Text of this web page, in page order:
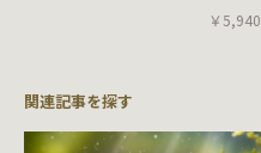
￥5,940
関連記事を探す